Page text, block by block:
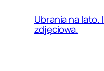
Ubrania na lato.
zdjęciowa.